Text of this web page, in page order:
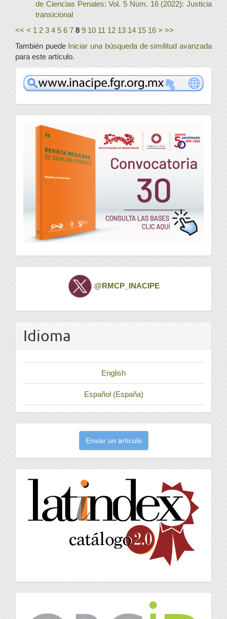
de Ciencias Penales: Vol. 5 Núm. 16 (2022): Justicia
transicional
<< < 1 2 3 4 5 6 7 8 9 10 11 12 13 14 15 16 > >>
También puede Iniciar una búsqueda de similitud avanzada
para este artículo.
www
convocatoria
Twitter @RMCP_INACIPE
Idioma
English
Español (España)
artículo
Enviar un artículo
latindex